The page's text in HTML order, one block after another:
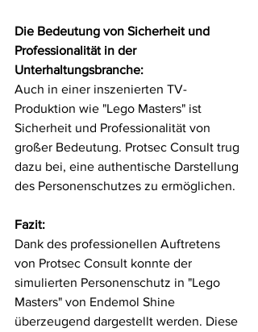
Die Bedeutung von Sicherheit und
Professionalität in der
Unterhaltungsbranche:
Auch in einer inszenierten TV-
Produktion wie "Lego Masters" ist
Sicherheit und Professionalität von
großer Bedeutung. Protsec Consult trug
dazu bei, eine authentische Darstellung
des Personenschutzes zu ermöglichen.
Fazit:
Dank des professionellen Auftretens
von Protsec Consult konnte der
simulierten Personenschutz in "Lego
Masters" von Endemol Shine
überzeugend dargestellt werden. Diese